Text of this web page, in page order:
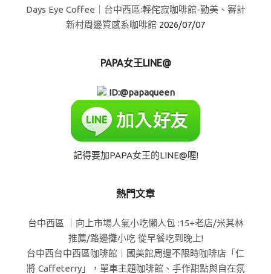
Days Eye Coffee｜台中西區:輕侘寂咖啡館-勤美、審計
新村周邊質感系咖啡館 2026/07/07
PAPA女王LINE@
ID:@papaqueen
記得要加PAPA女王的LINE@喔!
熱門文章
台中西區 ｜向上市場人氣小吃懶人包 :15+老店/米其林
推薦/路邊攤小吃 從早餐吃到晚上!
台中西台中西區咖啡館｜國美館周邊不限時咖啡店「仁
將 Caffeterry」，單車主題咖啡館、手作甜點與自在氛